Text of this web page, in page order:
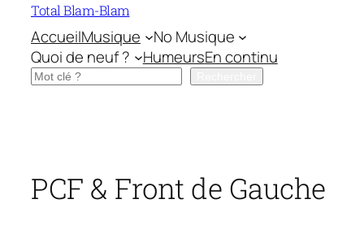
Total Blam-Blam
AccueilMusique
No Musique
Quoi de neuf ?
HumeursEn continu
Rechercher
PCF & Front de Gauche